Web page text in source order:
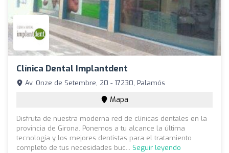
Clínica Dental Implantdent
Av. Onze de Setembre, 20 - 17230, Palamós
Mapa
Disfruta de nuestra moderna red de clínicas dentales en la
provincia de Girona. Ponemos a tu alcance la última
tecnología y los mejores dentistas para el tratamiento
completo de tus necesidades buc... Seguir leyendo